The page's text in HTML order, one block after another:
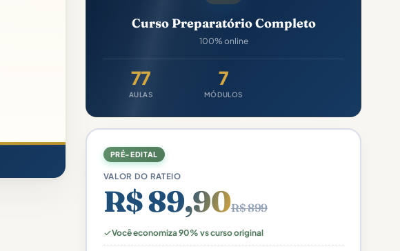
Curso Preparatório Completo
100% online
77
AULAS
7
MÓDULOS
PRÉ-EDITAL
VALOR DO RATEIO
R$ 89,90R$ 899
Você economiza 90% vs curso original